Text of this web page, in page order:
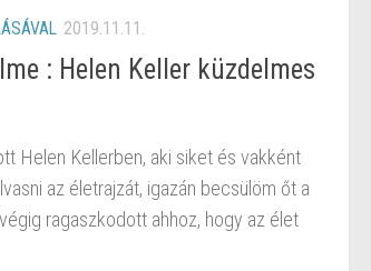
2019.11.11.
: Helen Keller küzdelmes
Helen Kellerben, aki siket és vakként
az életrajzát, igazán becsülöm őt a
ragaszkodott ahhoz, hogy az élet